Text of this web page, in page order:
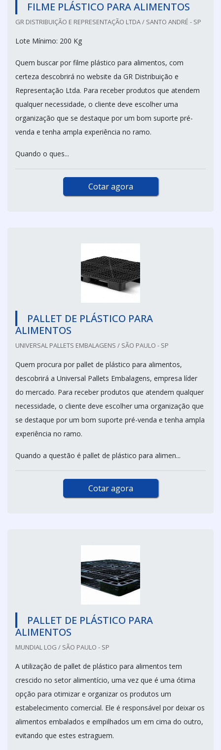
FILME PLÁSTICO PARA ALIMENTOS
GR DISTRIBUIÇÃO E REPRESENTAÇÃO LTDA / SANTO ANDRÉ - SP
Lote Mínimo: 200 Kg
Quem buscar por filme plástico para alimentos, com
certeza descobrirá no website da GR Distribuição e
Representação Ltda. Para receber produtos que atendem
qualquer necessidade, o cliente deve escolher uma
organização que se destaque por um bom suporte pré-
venda e tenha ampla experiência no ramo.
Quando o ques...
Cotar agora
PALLET DE PLÁSTICO PARA
ALIMENTOS
UNIVERSAL PALLETS EMBALAGENS / SÃO PAULO - SP
Quem procura por pallet de plástico para alimentos,
descobrirá a Universal Pallets Embalagens, empresa líder
do mercado. Para receber produtos que atendem qualquer
necessidade, o cliente deve escolher uma organização que
se destaque por um bom suporte pré-venda e tenha ampla
experiência no ramo.
Quando a questão é pallet de plástico para alimen...
Cotar agora
PALLET DE PLÁSTICO PARA
ALIMENTOS
MUNDIAL LOG / SÃO PAULO - SP
A utilização de pallet de plástico para alimentos tem
crescido no setor alimentício, uma vez que é uma ótima
opção para otimizar e organizar os produtos um
estabelecimento comercial. Ele é responsável por deixar os
alimentos embalados e empilhados um em cima do outro,
evitando que estes estraguem.